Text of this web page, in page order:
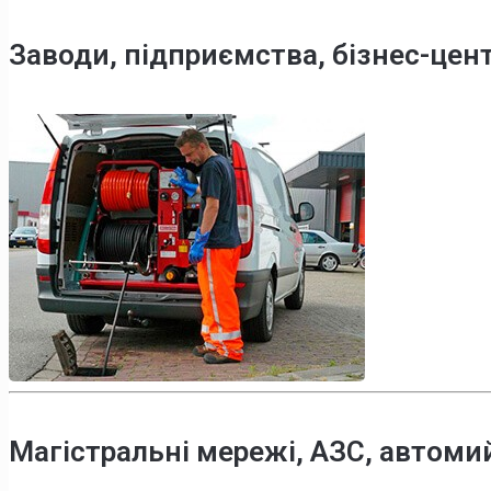
Заводи, підприємства, бізнес-
Магістральні мережі, АЗС,